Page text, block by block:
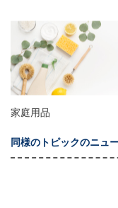
家庭用品
同様のトピックのニュ